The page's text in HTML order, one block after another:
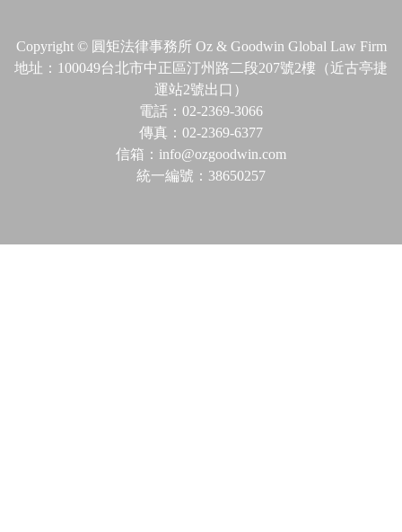
Copyright © 圓矩法律事務所 Oz & Goodwin Global Law Firm
地址：100049台北市中正區汀州路二段207號2樓（近古亭捷
運站2號出口）
電話：02-2369-3066
傳真：02-2369-6377
信箱：info@ozgoodwin.com
統一編號：38650257